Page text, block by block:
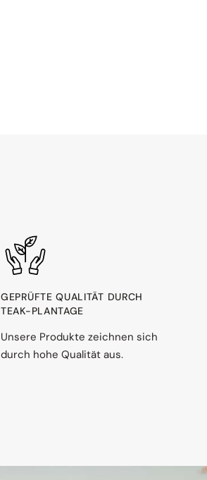
GEPRÜFTE QUALITÄT DURCH
TEAK-PLANTAGE
Unsere Produkte zeichnen sich
durch hohe Qualität aus.